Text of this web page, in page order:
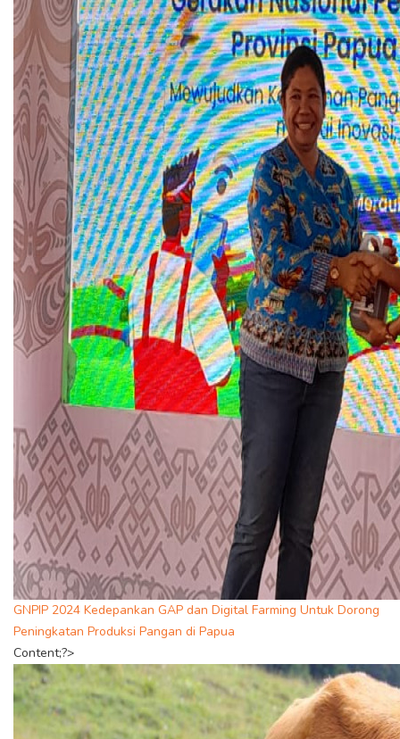
GNPIP 2024 Kedepankan GAP dan Digital Farming Untuk Dorong
Peningkatan Produksi Pangan di Papua
Content;?>